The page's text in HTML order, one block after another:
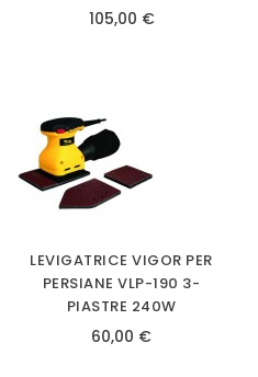
105,00 €
LEVIGATRICE VIGOR PER
PERSIANE VLP-190 3-
PIASTRE 240W
60,00 €